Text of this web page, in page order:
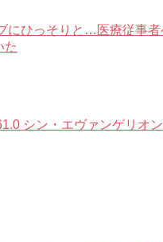
にひっそりと…医療従事者
た
シン・エヴァンゲリオ